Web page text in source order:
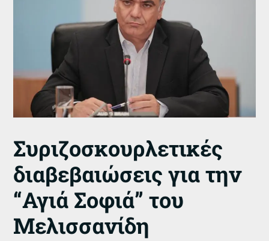
Συριζοσκουρλετικές
διαβεβαιώσεις για την
“Αγιά Σοφιά” του
Μελισσανίδη